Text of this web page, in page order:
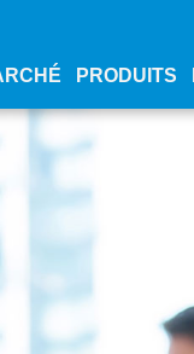
PRODUITS